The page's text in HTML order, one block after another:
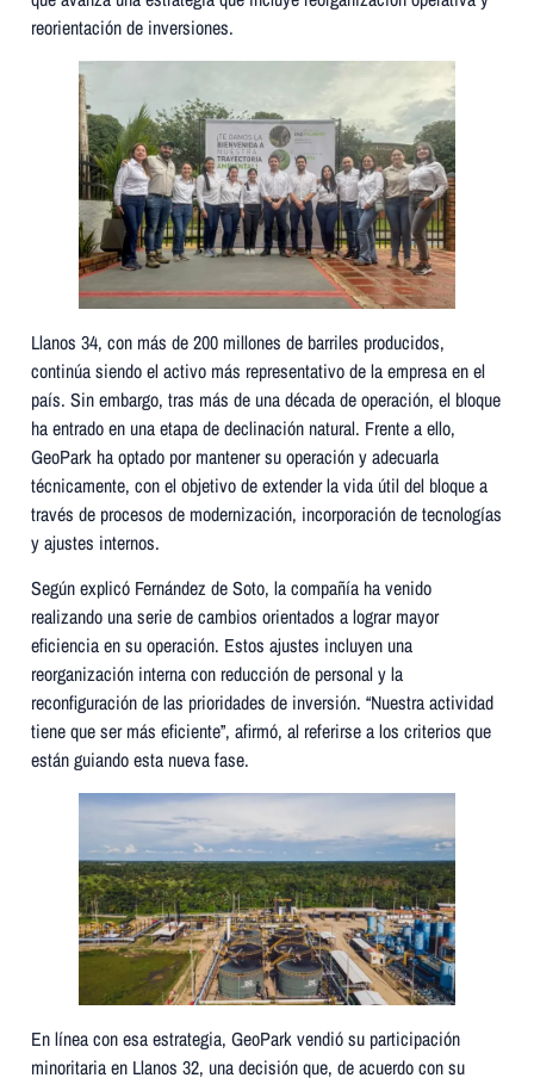
reorientación de inversiones.
Llanos 34, con más de 200 millones de barriles producidos,
continúa siendo el activo más representativo de la empresa en el
país. Sin embargo, tras más de una década de operación, el bloque
ha entrado en una etapa de declinación natural. Frente a ello,
GeoPark ha optado por mantener su operación y adecuarla
técnicamente, con el objetivo de extender la vida útil del bloque a
través de procesos de modernización, incorporación de tecnologías
y ajustes internos.
Según explicó Fernández de Soto, la compañía ha venido
realizando una serie de cambios orientados a lograr mayor
eficiencia en su operación. Estos ajustes incluyen una
reorganización interna con reducción de personal y la
reconfiguración de las prioridades de inversión. “Nuestra actividad
tiene que ser más eficiente”, afirmó, al referirse a los criterios que
están guiando esta nueva fase.
En línea con esa estrategia, GeoPark vendió su participación
minoritaria en Llanos 32, una decisión que, de acuerdo con su